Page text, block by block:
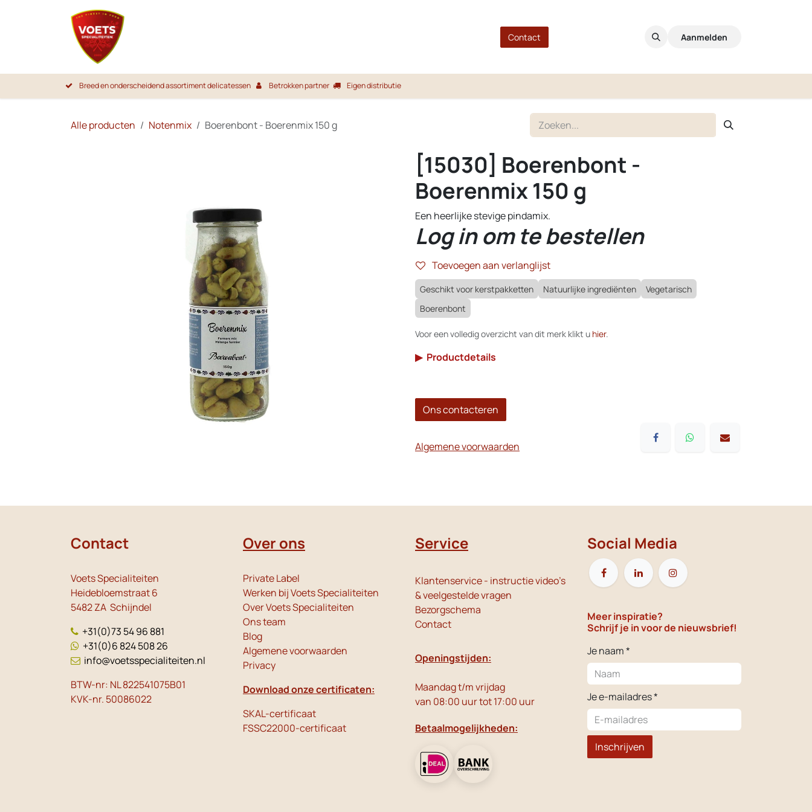
Overslaan naar inhoud
Contact Aanmelden
Breed en onderscheidend assortiment delicatessen Betrokken partner Eigen distributie
Alle producten Notenmix Boerenbont - Boerenmix 150 g
[15030] Boerenbont -
Boerenmix 150 g
Een heerlijke stevige pindamix.
Log in om te bestellen
Toevoegen aan verlanglijst
Geschikt voor kerstpakketten Natuurlijke ingrediënten
Vegetarisch
Boerenbont
Voor een volledig overzicht van dit merk klikt u hier.
▶ Productdetails
Ons contacteren
Algemene voorwaarden
Contact
Voets Specialiteiten
Heidebloemstraat 6
5482 ZA Schijndel
+31(0)73 54 96 881
+31(0)6 824 508 26
info@voetsspecialiteiten.nl
BTW-nr: NL 822541075B01
KVK-nr. 50086022
Over ons
Private Label
Werken bij Voets Specialiteiten
Over Voets Specialiteiten
Ons team
Blog
Algemene voorwaarden
Privacy
Download onze certificaten:
SKAL-certificaat
FSSC22000-certificaat
Service
Klantenservice - instructie video's
& veelgestelde vragen
Bezorgschema
Contact
Openingstijden:
Maandag t/m vrijdag
van 08:00 uur tot 17:00 uur
Betaalmogelijkheden:
Social Media
Meer inspiratie?
Schrijf je in voor de nieuwsbrief!
Je naam *
Je e-mailadres *
Inschrijven